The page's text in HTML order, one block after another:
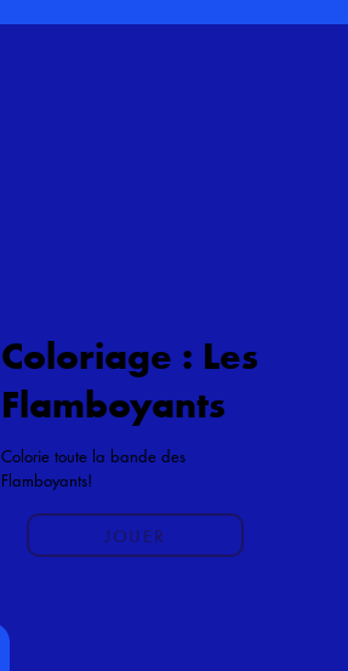
Coloriage : Les
Flamboyants
Colorie toute la bande des
Flamboyants!
JOUER